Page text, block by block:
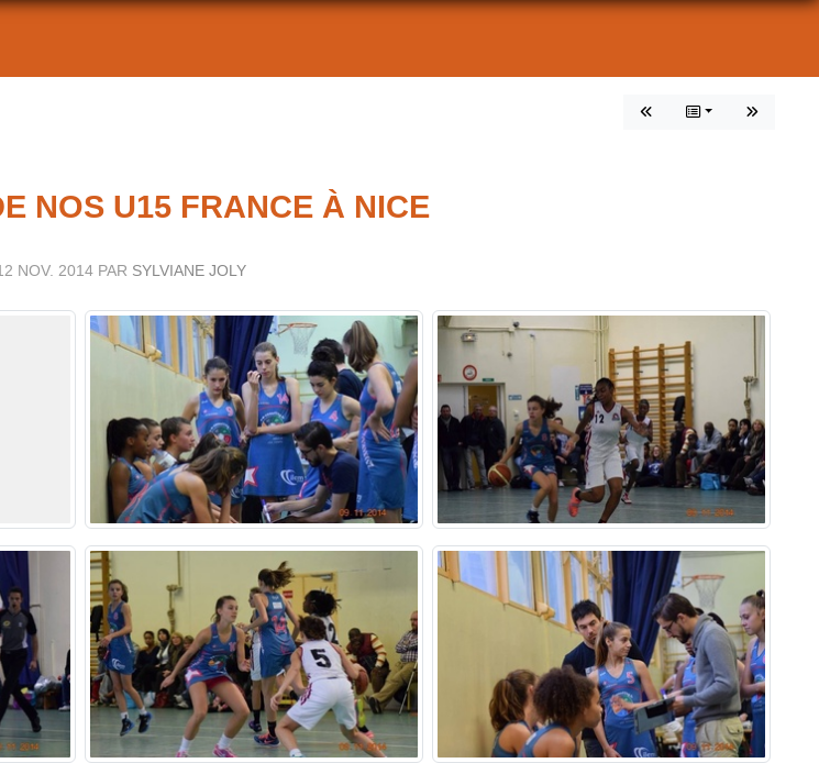
NOS U15 FRANCE À NICE
NOV. 2014 PAR SYLVIANE JOLY